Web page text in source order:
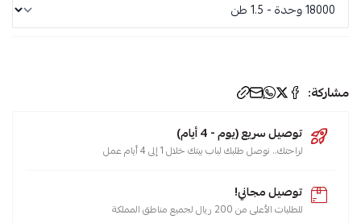
الوسوم:
سبليت
مشاركة:
توصيل سريع (يوم - 4 أيام)
لراحتك.. نوصل طلبك لباب بيتك خلال 1 إلى 4 أيام عمل
توصيل مجاني!
للطلبات الأعلى من 200 ريال لجميع مناطق المملكة